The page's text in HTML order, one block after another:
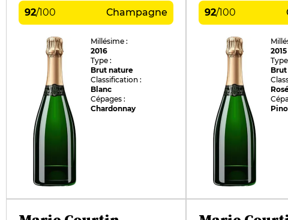
92/100 Champagne
Millésime :
2016
Type :
Brut nature
Classification :
Blanc
Cépages :
Chardonnay
92/100
2015